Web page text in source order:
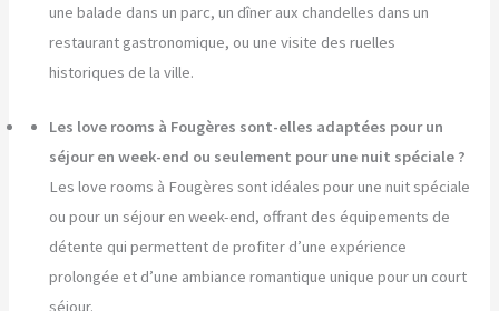
une balade dans un parc, un dîner aux chandelles dans un
restaurant gastronomique, ou une visite des ruelles
historiques de la ville.
Les love rooms à Fougères sont-elles adaptées pour un
séjour en week-end ou seulement pour une nuit spéciale ?
Les love rooms à Fougères sont idéales pour une nuit spéciale
ou pour un séjour en week-end, offrant des équipements de
détente qui permettent de profiter d’une expérience
prolongée et d’une ambiance romantique unique pour un court
séjour.